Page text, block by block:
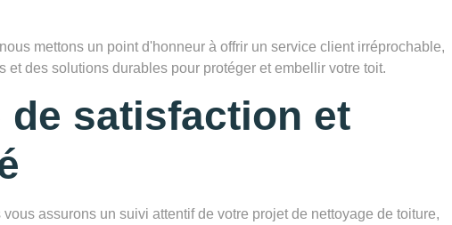
mettons un point d'honneur à offrir un service client irréprochable,
et des solutions durables pour protéger et embellir votre toit.
de satisfaction et
assurons un suivi attentif de votre projet de nettoyage de toiture,